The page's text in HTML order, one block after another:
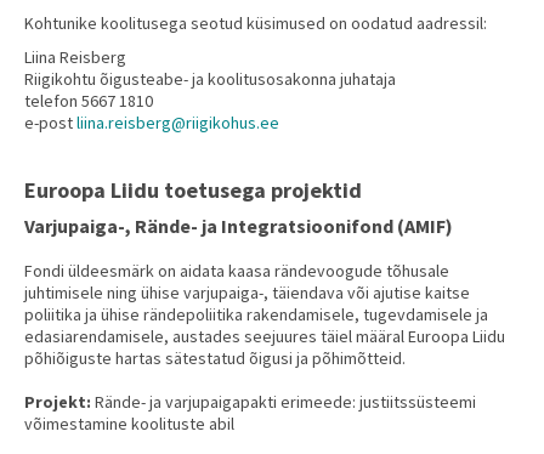
Kohtunike koolitusega seotud küsimused on oodatud aadressil:
Liina Reisberg
Riigikohtu õigusteabe- ja koolitusosakonna juhataja
telefon 5667 1810
e-postliina.reisberg@riigikohus.ee
Euroopa Liidu toetusega projektid
Varjupaiga-, Rände- ja Integratsioonifond (AMIF)
Fondi üldeesmärk on aidata kaasa rändevoogude tõhusale
juhtimisele ning ühise varjupaiga-, täiendava või ajutise kaitse
poliitika ja ühise rändepoliitika rakendamisele, tugevdamisele ja
edasiarendamisele, austades seejuures täiel määral Euroopa Liidu
põhiõiguste hartas sätestatud õigusi ja põhimõtteid.
Projekt: Rände- ja varjupaigapakti erimeede: justiitssüsteemi
võimestamine koolituste abil